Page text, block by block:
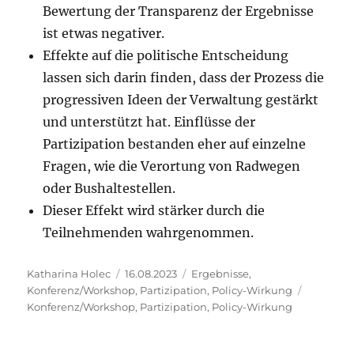
Bewertung der Transparenz der Ergebnisse
ist etwas negativer.
Effekte auf die politische Entscheidung
lassen sich darin finden, dass der Prozess die
progressiven Ideen der Verwaltung gestärkt
und unterstützt hat. Einflüsse der
Partizipation bestanden eher auf einzelne
Fragen, wie die Verortung von Radwegen
oder Bushaltestellen.
Dieser Effekt wird stärker durch die
Teilnehmenden wahrgenommen.
Autor
Katharina Holec
Veröffentlicht
am
16.08.2023 Kategorien
Ergebnisse,
Konferenz/Workshop, Partizipation, Policy-Wirkung
Konferenz/Workshop, Partizipation, Policy-Wirkung